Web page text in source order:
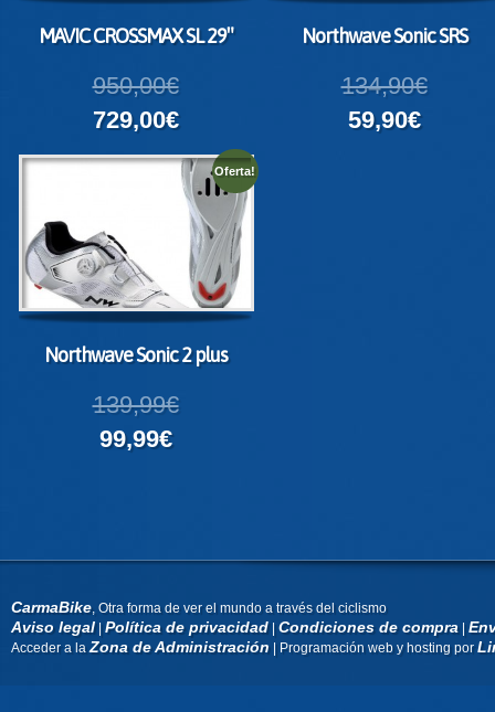
MAVIC CROSSMAX SL 29″
950,00€
729,00€
Northwave Sonic SRS
134,90€
59,90€
Oferta!
Northwave Sonic 2 plus
139,99€
99,99€
CarmaBike, Otra forma de ver el mundo a través del ciclismo
Aviso legal|Política de privacidad|Condiciones de compra|
Acceder a laZona de Administración| Programación web y hosting por